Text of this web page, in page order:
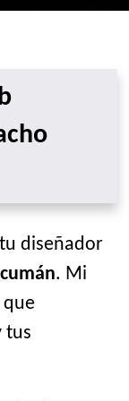
diseñador
. Mi
que
tus